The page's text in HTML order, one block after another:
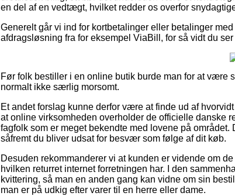
en del af en vedtægt, hvilket redder os overfor
Generelt går vi ind for kortbetalinger eller betalinger
afdragsløsning fra for eksempel ViaBill, for så vidt du
Før folk bestiller i en online butik burde man for at være
normalt ikke særlig morsomt.
Et andet forslag kunne derfor være at finde ud af
at online virksomheden overholder de officielle danske
fagfolk som er meget bekendte med lovene på
såfremt du bliver udsat for besvær som følge af dit køb.
Desuden rekommanderer vi at kunden er vidende om
hvilken returret internet forretningen har. I den
kvittering, så man en anden gang kan vidne om sin
man er på udkig efter varer til en herre eller dame.